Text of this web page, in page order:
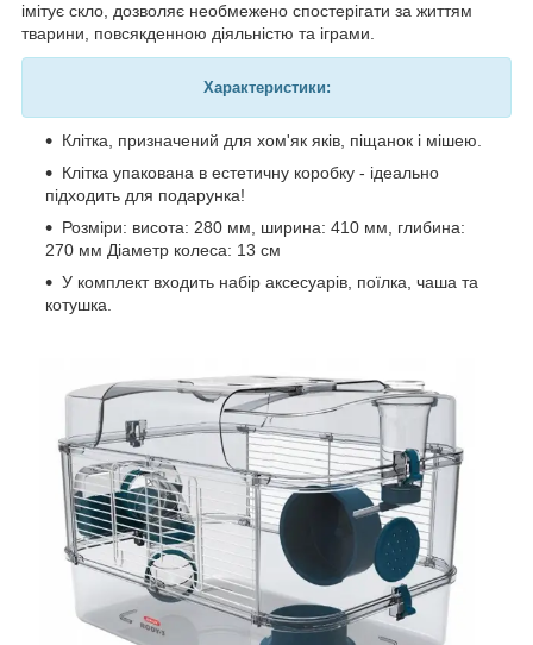
імітує скло, дозволяє необмежено спостерігати за життям
тварини, повсякденною діяльністю та іграми.
Характеристики:
Клітка, призначений для хом'як яків, піщанок і мішею.
Клітка упакована в естетичну коробку - ідеально
підходить для подарунка!
Розміри: висота: 280 мм, ширина: 410 мм, глибина:
270 мм Діаметр колеса: 13 см
У комплект входить набір аксесуарів, поїлка, чаша та
котушка.